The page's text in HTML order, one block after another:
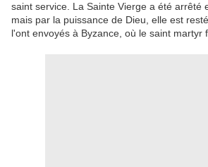
saint service. La Sainte Vierge a été arrêté
mais par la puissance de Dieu, elle est
l'ont envoyés à Byzance, où le saint martyr